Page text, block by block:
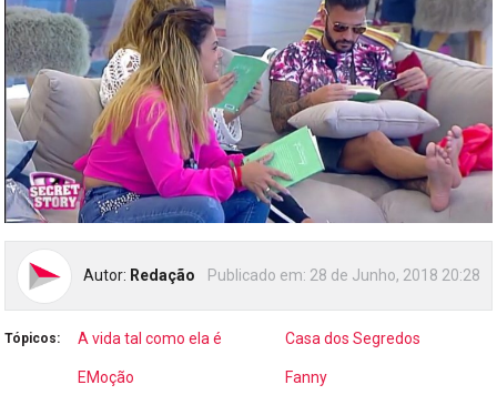
Autor: Redação Publicado em: 28 de Junho, 2018 20:28
Tópicos: A vida tal como ela é Casa dos Segredos
EMoção Fanny